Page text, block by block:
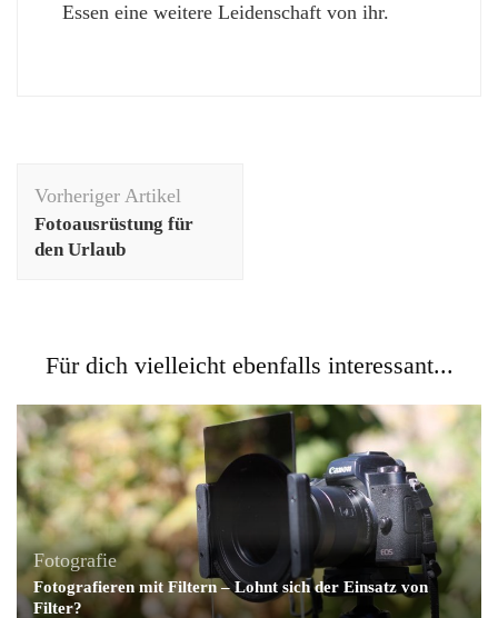
Essen eine weitere Leidenschaft von ihr.
Vorheriger Artikel
Fotoausrüstung für
den Urlaub
Für dich vielleicht ebenfalls interessant...
Fotografie
Fotografieren mit Filtern – Lohnt sich der Einsatz von
Filter?